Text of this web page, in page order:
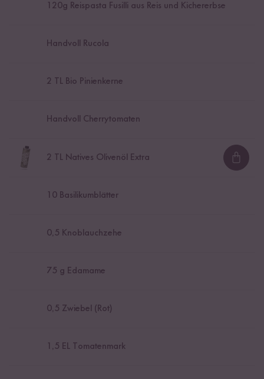
120g Reispasta Fusilli aus Reis und Kichererbse
Handvoll Rucola
2 TL Bio Pinienkerne
Handvoll Cherrytomaten
2 TL Natives Olivenöl Extra
10 Basilikumblätter
0,5 Knoblauchzehe
75 g Edamame
0,5 Zwiebel (Rot)
1,5 EL Tomatenmark